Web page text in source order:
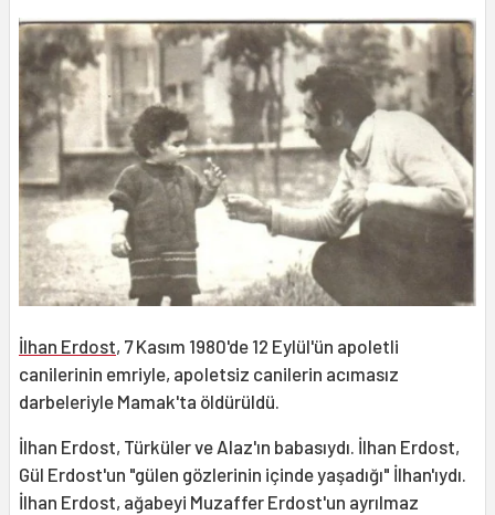
İlhan Erdost, 7 Kasım 1980'de 12 Eylül'ün apoletli
canilerinin emriyle, apoletsiz canilerin acımasız
darbeleriyle Mamak'ta öldürüldü.
İlhan Erdost, Türküler ve Alaz'ın babasıydı. İlhan Erdost,
Gül Erdost'un "gülen gözlerinin içinde yaşadığı" İlhan'ıydı.
İlhan Erdost, ağabeyi Muzaffer Erdost'un ayrılmaz